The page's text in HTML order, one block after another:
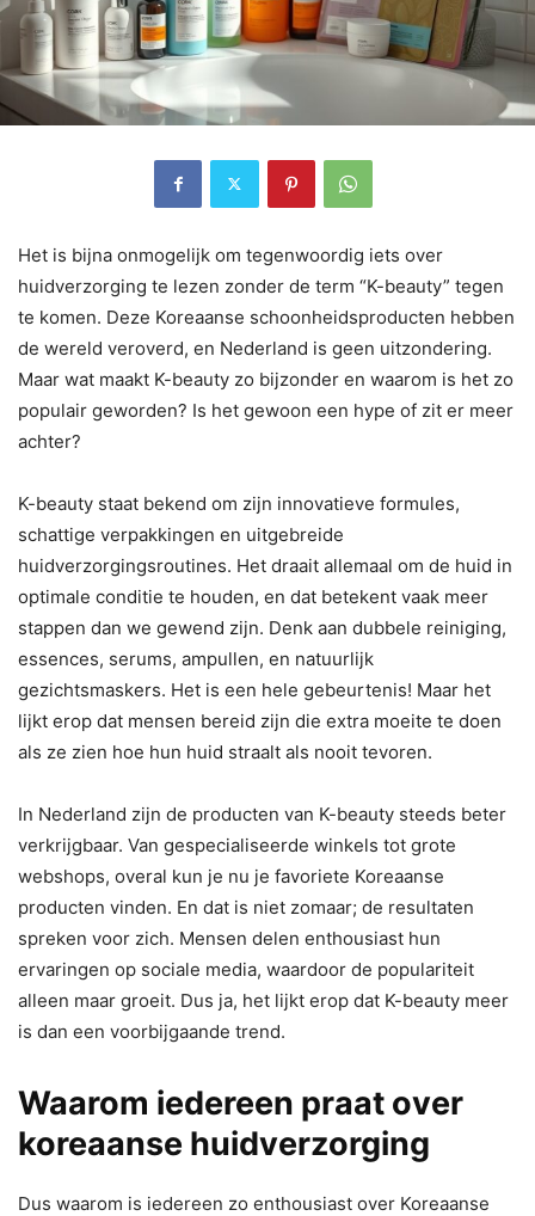
Het is bijna onmogelijk om tegenwoordig iets over
huidverzorging te lezen zonder de term “K-beauty” tegen
te komen. Deze Koreaanse schoonheidsproducten hebben
de wereld veroverd, en Nederland is geen uitzondering.
Maar wat maakt K-beauty zo bijzonder en waarom is het zo
populair geworden? Is het gewoon een hype of zit er meer
achter?
K-beauty staat bekend om zijn innovatieve formules,
schattige verpakkingen en uitgebreide
huidverzorgingsroutines. Het draait allemaal om de huid in
optimale conditie te houden, en dat betekent vaak meer
stappen dan we gewend zijn. Denk aan dubbele reiniging,
essences, serums, ampullen, en natuurlijk
gezichtsmaskers. Het is een hele gebeurtenis! Maar het
lijkt erop dat mensen bereid zijn die extra moeite te doen
als ze zien hoe hun huid straalt als nooit tevoren.
In Nederland zijn de producten van K-beauty steeds beter
verkrijgbaar. Van gespecialiseerde winkels tot grote
webshops, overal kun je nu je favoriete Koreaanse
producten vinden. En dat is niet zomaar; de resultaten
spreken voor zich. Mensen delen enthousiast hun
ervaringen op sociale media, waardoor de populariteit
alleen maar groeit. Dus ja, het lijkt erop dat K-beauty meer
is dan een voorbijgaande trend.
Waarom iedereen praat over
koreaanse huidverzorging
Dus waarom is iedereen zo enthousiast over Koreaanse